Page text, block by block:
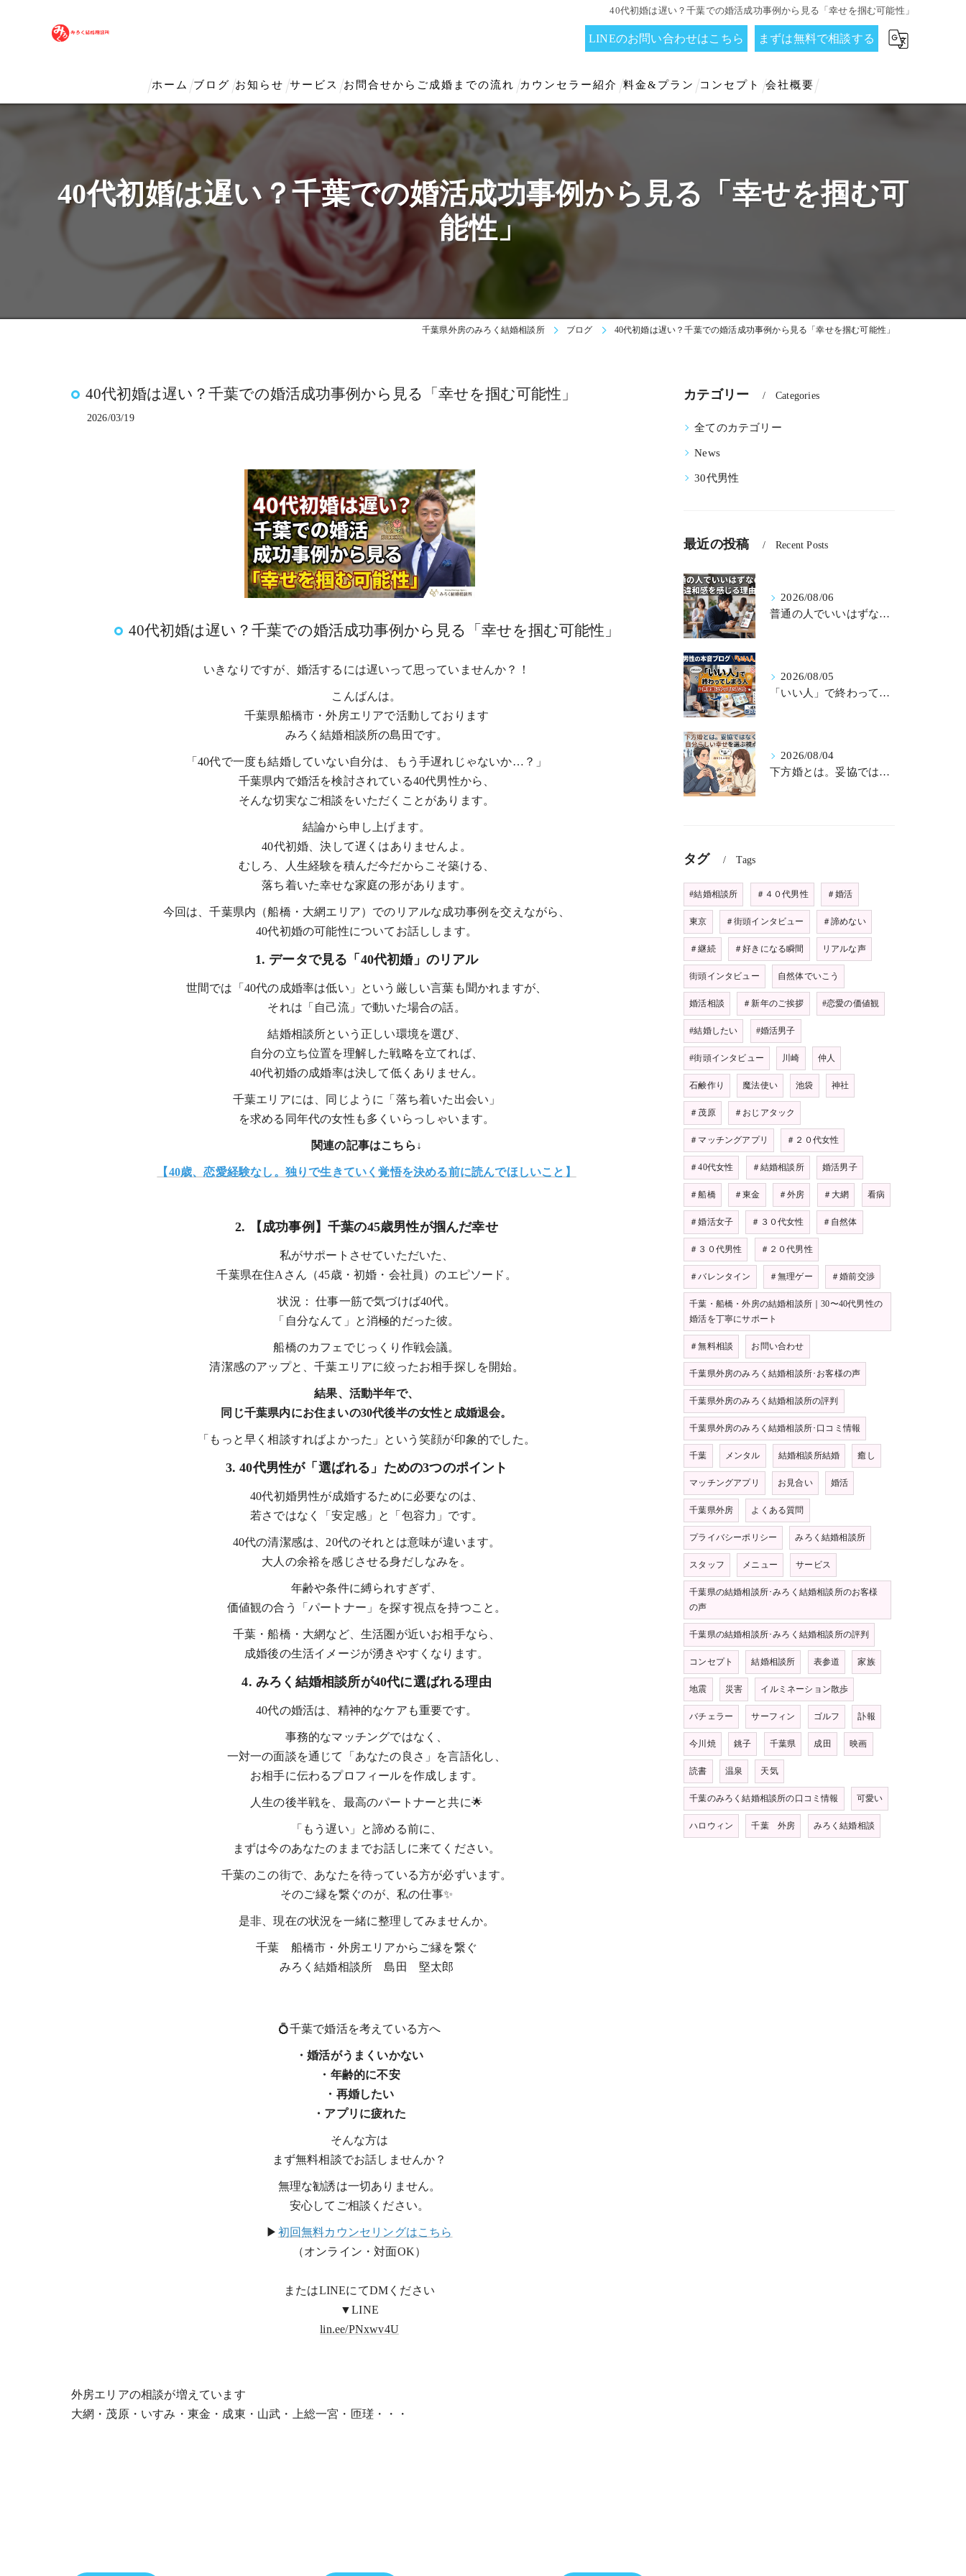
40代初婚は遅い？千葉での婚活成功事例から見る「幸せを掴む可能性」
LINEのお問い合わせはこちら まずは無料で相談する
ホーム ブログ お知らせ サービス お問合せからご成婚までの流れ カウンセラー紹介 料金&プラン コンセプト 会社概要
40代初婚は遅い？千葉での婚活成功事例から見る「幸せを掴む可
能性」
千葉県外房のみろく結婚相談所 ブログ 40代初婚は遅い？千葉での婚活成功事例から見る「幸せを掴む可能性」
40代初婚は遅い？千葉での婚活成功事例から見る「幸せを掴む可能性」
2026/03/19
40代初婚は遅い？千葉での婚活成功事例から見る「幸せを掴む可能性」
いきなりですが、婚活するには遅いって思っていませんか？！
こんばんは。
千葉県船橋市・外房エリアで活動しております
みろく結婚相談所の島田です。
「40代で一度も結婚していない自分は、もう手遅れじゃないか…？」
千葉県内で婚活を検討されている40代男性から、
そんな切実なご相談をいただくことがあります。
結論から申し上げます。
40代初婚、決して遅くはありませんよ。
むしろ、人生経験を積んだ今だからこそ築ける、
落ち着いた幸せな家庭の形があります。
今回は、千葉県内（船橋・大網エリア）でのリアルな成功事例を交えながら、
40代初婚の可能性についてお話しします。
1. データで見る「40代初婚」のリアル
世間では「40代の成婚率は低い」という厳しい言葉も聞かれますが、
それは「自己流」で動いた場合の話。
結婚相談所という正しい環境を選び、
自分の立ち位置を理解した戦略を立てれば、
40代初婚の成婚率は決して低くありません。
千葉エリアには、同じように「落ち着いた出会い」
を求める同年代の女性も多くいらっしゃいます。
関連の記事はこちら↓
【40歳、恋愛経験なし。独りで生きていく覚悟を決める前に読んでほしいこと】
2. 【成功事例】千葉の45歳男性が掴んだ幸せ
私がサポートさせていただいた、
千葉県在住Aさん（45歳・初婚・会社員）のエピソード。
状況： 仕事一筋で気づけば40代。
「自分なんて」と消極的だった彼。
船橋のカフェでじっくり作戦会議。
清潔感のアップと、千葉エリアに絞ったお相手探しを開始。
結果、活動半年で、
同じ千葉県内にお住まいの30代後半の女性と成婚退会。
「もっと早く相談すればよかった」という笑顔が印象的でした。
3. 40代男性が「選ばれる」ための3つのポイント
40代初婚男性が成婚するために必要なのは、
若さではなく「安定感」と「包容力」です。
40代の清潔感は、20代のそれとは意味が違います。
大人の余裕を感じさせる身だしなみを。
年齢や条件に縛られすぎず、
価値観の合う「パートナー」を探す視点を持つこと。
千葉・船橋・大網など、生活圏が近いお相手なら、
成婚後の生活イメージが湧きやすくなります。
4. みろく結婚相談所が40代に選ばれる理由
40代の婚活は、精神的なケアも重要です。
事務的なマッチングではなく、
一対一の面談を通じて「あなたの良さ」を言語化し、
お相手に伝わるプロフィールを作成します。
人生の後半戦を、最高のパートナーと共に🌟
「もう遅い」と諦める前に、
まずは今のあなたのままでお話しに来てください。
千葉のこの街で、あなたを待っている方が必ずいます。
そのご縁を繋ぐのが、私の仕事✨
是非、現在の状況を一緒に整理してみませんか。
千葉 船橋市・外房エリアからご縁を繋ぐ
みろく結婚相談所 島田 堅太郎
💍千葉で婚活を考えている方へ
・婚活がうまくいかない
・年齢的に不安
・再婚したい
・アプリに疲れた
そんな方は
まず無料相談でお話しませんか？
無理な勧誘は一切ありません。
安心してご相談ください。
▶ 初回無料カウンセリングはこちら
（オンライン・対面OK）
またはLINEにてDMください
▼LINE
lin.ee/PNxwv4U
外房エリアの相談が増えています
大網・茂原・いすみ・東金・成東・山武・上総一宮・匝瑳・・・
カテゴリー Categories
全てのカテゴリー
News
30代男性
最近の投稿 Recent Posts
2026/08/06
普通の人でいいはずなのに違和感を感じる理由
2026/08/05
「いい人」で終わってしまう人が無意識にやっていること
2026/08/04
下方婚とは。妥協ではなく自分らしい幸せを選ぶ視点
タグ Tags
#結婚相談所 ＃４０代男性 ＃婚活
東京 ＃街頭インタビュー ＃諦めない
＃継続 ＃好きになる瞬間 リアルな声
街頭インタビュー 自然体でいこう
婚活相談 ＃新年のご挨拶 #恋愛の価値観
#結婚したい #婚活男子
#街頭インタビュー 川崎 仲人
石鹸作り 魔法使い 池袋 神社
＃茂原 ＃おじアタック
＃マッチングアプリ ＃２０代女性
＃40代女性 ＃結婚相談所 婚活男子
＃船橋 ＃東金 ＃外房 ＃大網 看病
＃婚活女子 ＃３０代女性 ＃自然体
＃３０代男性 ＃２０代男性
＃バレンタイン ＃無理ゲー ＃婚前交渉
千葉・船橋・外房の結婚相談所｜30〜40代男性の
婚活を丁寧にサポート
＃無料相談 お問い合わせ
千葉県外房のみろく結婚相談所･お客様の声
千葉県外房のみろく結婚相談所の評判
千葉県外房のみろく結婚相談所･口コミ情報
千葉 メンタル 結婚相談所結婚 癒し
マッチングアプリ お見合い 婚活
千葉県外房 よくある質問
プライバシーポリシー みろく結婚相談所
スタッフ メニュー サービス
千葉県の結婚相談所･みろく結婚相談所のお客様
の声
千葉県の結婚相談所･みろく結婚相談所の評判
コンセプト 結婚相談所 表参道 家族
地震 災害 イルミネーション散歩
バチェラー サーフィン ゴルフ 訃報
今川焼 銚子 千葉県 成田 映画
読書 温泉 天気
千葉のみろく結婚相談所の口コミ情報 可愛い
ハロウィン 千葉 外房 みろく結婚相談